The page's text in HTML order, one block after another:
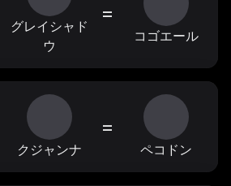
グレイシャド
ウ
=
コゴエール
クジャンナ
=
ペコドン